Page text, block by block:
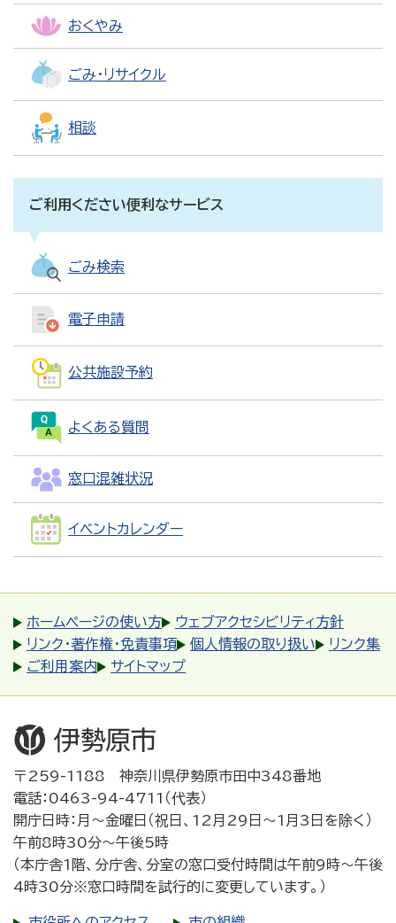
おくやみ
ごみ・リサイクル
相談
ご利用ください便利なサービス
ごみ検索
電子申請
公共施設予約
よくある質問
窓口混雑状況
イベントカレンダー
ホームページの使い方
ウェブアクセシビリティ方針
リンク・著作権・免責事項
個人情報の取り扱い
リンク集
ご利用案内
サイトマップ
〒259-1188 神奈川県伊勢原市田中348番地
電話：0463-94-4711（代表）
開庁日時：月～金曜日（祝日、12月29日～1月3日を除く）
午前8時30分～午後5時
（本庁舎1階、分庁舎、分室の窓口受付時間は午前9時～午後
4時30分※窓口時間を試行的に変更しています。）